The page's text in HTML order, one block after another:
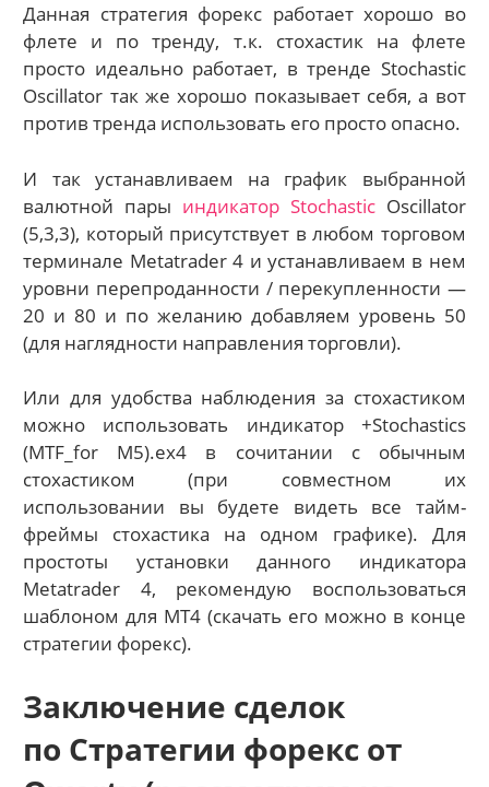
Данная стратегия форекс работает хорошо во
флете и по тренду, т.к. стохастик на флете
просто идеально работает, в тренде Stochastic
Oscillator так же хорошо показывает себя, а вот
против тренда использовать его просто опасно.
И так устанавливаем на график выбранной
валютной пары индикатор StochasticOscillator
(5,3,3), который присутствует в любом торговом
терминале Metatrader 4 и устанавливаем в нем
уровни перепроданности / перекупленности —
20 и 80 и по желанию добавляем уровень 50
(для наглядности направления торговли).
Или для удобства наблюдения за стохастиком
можно использовать индикатор +Stochastics
(MTF_for M5).ex4 в сочитании с обычным
стохастиком (при совместном их
использовании вы будете видеть все тайм-
фреймы стохастика на одном графике). Для
простоты установки данного индикатора
Metatrader 4, рекомендую воспользоваться
шаблоном для MT4 (скачать его можно в конце
стратегии форекс).
Заключение сделок
по Стратегии форекс от